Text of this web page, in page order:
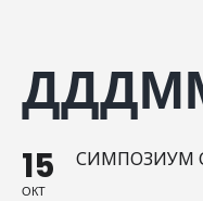
15
ОКТ
СИМПОЗИУМ